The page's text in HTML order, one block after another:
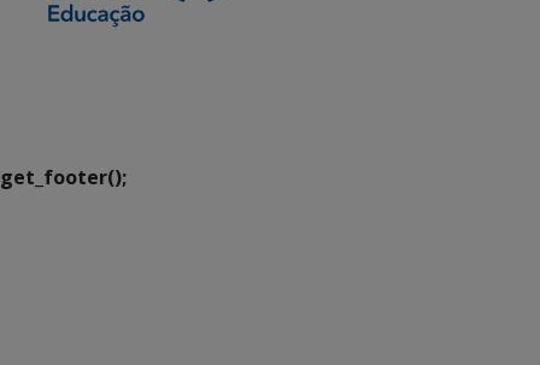
get_footer();